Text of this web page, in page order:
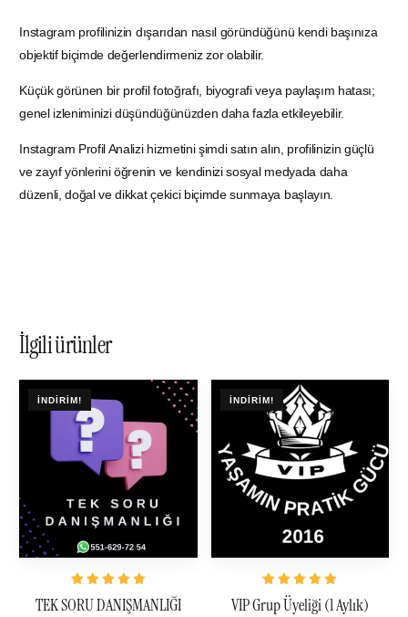
Instagram profilinizin dışarıdan nasıl göründüğünü kendi başınıza
objektif biçimde değerlendirmeniz zor olabilir.
Küçük görünen bir profil fotoğrafı, biyografi veya paylaşım hatası;
genel izleniminizi düşündüğünüzden daha fazla etkileyebilir.
Instagram Profil Analizi hizmetini şimdi satın alın, profilinizin güçlü
ve zayıf yönlerini öğrenin ve kendinizi sosyal medyada daha
düzenli, doğal ve dikkat çekici biçimde sunmaya başlayın.
İlgili ürünler
İNDIRIM!
üzerinden
TEK SORU DANIŞMANLIĞI
İNDIRIM!
üzerinden
VIP Grup Üyeliği (1 Aylık)